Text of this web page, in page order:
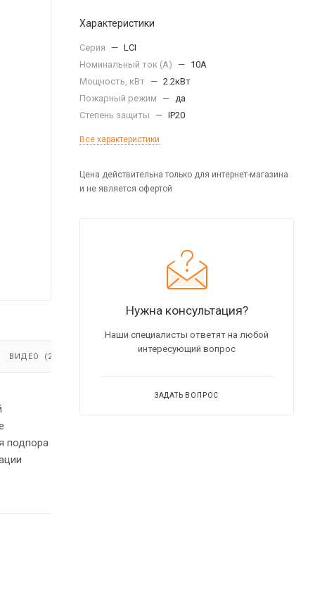
ВИДЕО (2)
подпора
Характеристики
Серия — LCI
Номинальный ток (А)
— 10А
Мощность, кВт — 2.2кВт
Пожарный режим
— да
Степень защиты
— IP20
Все характеристики
Цена действительна только для интернет-магазина
и не является офертой
Нужна консультация?
Наши специалисты ответят на любой
интересующий вопрос
ЗАДАТЬ ВОПРОС